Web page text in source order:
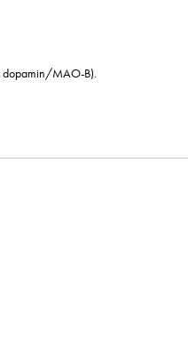
dopamin/MAO-B).